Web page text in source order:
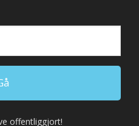
offentliggjort!